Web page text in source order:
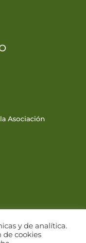
Asociación
y de analítica.
de cookies